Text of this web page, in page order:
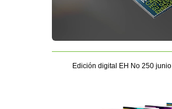
Edición digital EH No 250